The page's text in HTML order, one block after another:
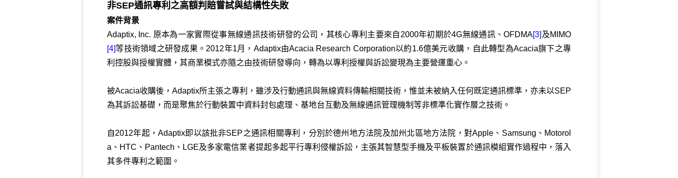
非SEP通訊專利之高額判賠嘗試與結構性失敗
案件背景
Adaptix, Inc. 原本為一家實際從事無線通訊技術研發的公司，其核心專利主要來自2000年初期於4G無線通訊、OFDMA[3] 及MIMO
[4]等技術領域之研發成果。2012年1月，Adaptix由Acacia Research Corporation以約1.6億美元收購，自此轉型為Acacia旗下之專
利控股與授權實體，其商業模式亦隨之由技術研發導向，轉為以專利授權與訴訟變現為主要營運重心。
被Acacia收購後，Adaptix所主張之專利，雖涉及行動通訊與無線資料傳輸相關技術，惟並未被納入任何既定通訊標準，亦未以SEP
為其訴訟基礎，而是聚焦於行動裝置中資料封包處理、基地台互動及無線通訊管理機制等非標準化實作層之技術。
自2012年起，Adaptix即以該批非SEP之通訊相關專利，分別於德州地方法院及加州北區地方法院，對Apple、Samsung、Motorol
a、HTC、Pantech、LGE及多家電信業者提起多起平行專利侵權訴訟，主張其智慧型手機及平板裝置於通訊模組實作過程中，落入
其多件專利之範圍。